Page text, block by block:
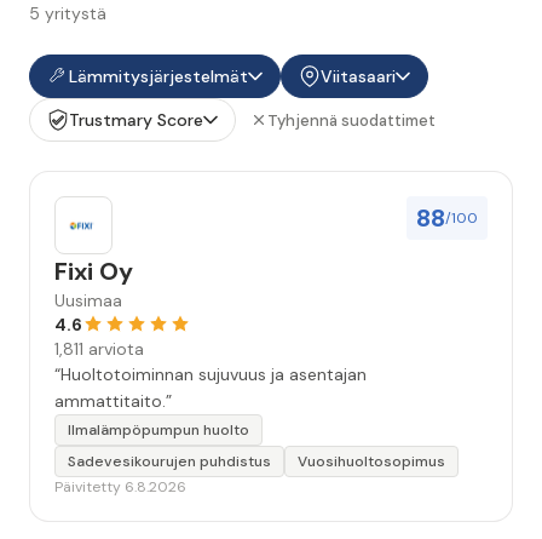
5 yritystä
Lämmitysjärjestelmät
Viitasaari
Trustmary Score
Tyhjennä suodattimet
88/100
Fixi Oy
Uusimaa
4.6
1,811 arviota
“Huoltotoiminnan sujuvuus ja asentajan
ammattitaito.”
Ilmalämpöpumpun huolto
Sadevesikourujen puhdistus
Vuosihuoltosopimus
Päivitetty 6.8.2026